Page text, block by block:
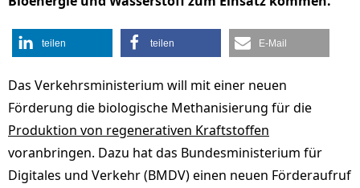
teilen teilen E-Mail
Das Verkehrsministerium will mit einer neuen
Förderung die biologische Methanisierung für die
Produktion von regenerativen Kraftstoffen
voranbringen. Dazu hat das Bundesministerium für
Digitales und Verkehr (BMDV) einen neuen Förderaufruf